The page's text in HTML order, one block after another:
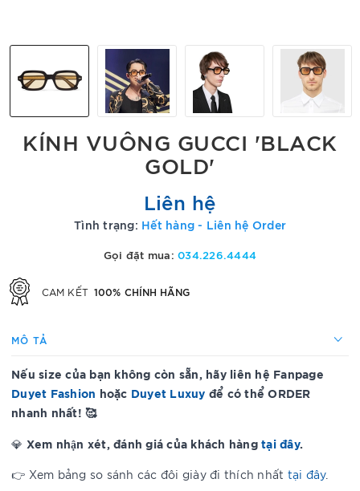
KÍNH VUÔNG GUCCI 'BLACK
GOLD'
Liên hệ
Tình trạng: Hết hàng - Liên hệ Order
Gọi đặt mua:034.226.4444
CAM KẾT 100% CHÍNH HÃNG
MÔ TẢ
Nếu size của bạn không còn sẵn, hãy liên hệ Fanpage
Duyet Fashion hoặc Duyet Luxuy để có thể ORDER
nhanh nhất! 🥰
💎 Xem nhận xét, đánh giá của khách hàng tại đây.
👉 Xem bảng so sánh các đôi giày đi thích nhất tại đây.